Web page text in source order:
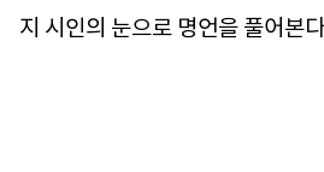
지 시인의 눈으로 명언을 풀어본